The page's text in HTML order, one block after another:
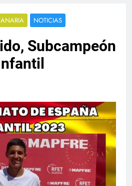
NOTICIAS
Subcampeón